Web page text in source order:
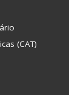
(CAT)